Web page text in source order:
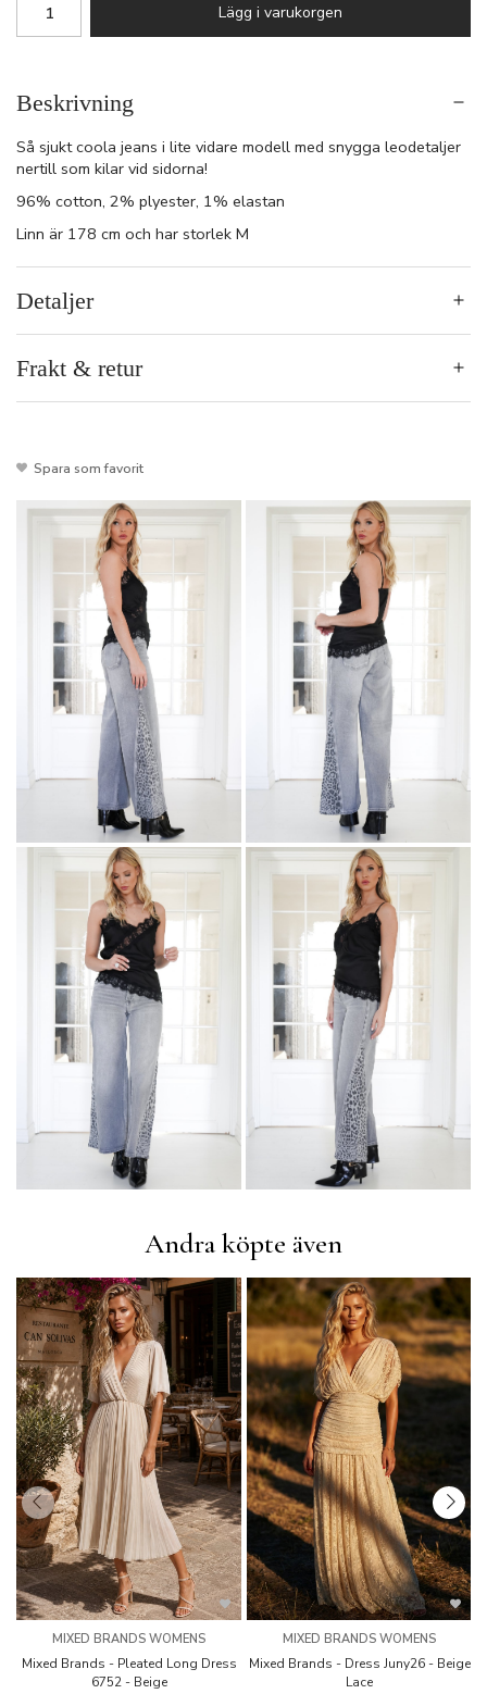
Lägg i varukorgen
Beskrivning
Så sjukt coola jeans i lite vidare modell med snygga leodetaljer
nertill som kilar vid sidorna!
96% cotton, 2% plyester, 1% elastan
Linn är 178 cm och har storlek M
Detaljer
Frakt & retur
Spara som favorit
Andra köpte även
MIXED BRANDS WOMENS
Mixed Brands - Pleated Long Dress
6752 - Beige
MIXED BRANDS WOMENS
Mixed Brands - Dress Juny26 - Beige
Lace